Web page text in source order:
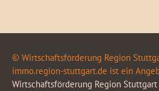
© Wirtschaftsförderung Region
immo.region-stuttgart.de ist ein
Wirtschaftsförderung Region Stuttgart